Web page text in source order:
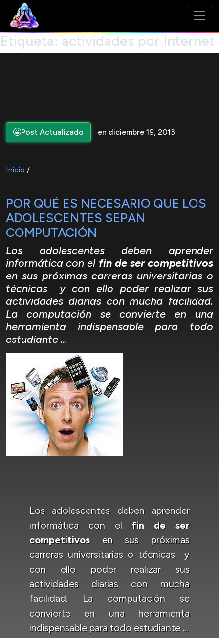
Etiqueta: actividades por Internet
Post Actualizado en diciembre 19, 2013
Inicio /
POR QUÉ ES NECESARIO QUE LOS
ADOLESCENTES SEPAN
COMPUTACIÓN
Los adolescentes deben aprender
informática con el fin de ser competitivos
en sus próximas carreras universitarias o
técnicas y con ello poder realizar sus
actividades diarias con mucha facilidad.
La computación se convierte en una
herramienta indispensable para todo
estudiante …
Los adolescentes deben aprender
informática con el fin de ser
competitivosen sus próximas
carreras universitarias o técnicas y
con ello poder realizar sus
actividades diarias con mucha
facilidad. La computación se
convierte en una herramienta
indispensable para todo estudiante …